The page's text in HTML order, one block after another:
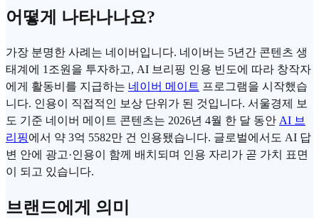
어떻게 나타나나요?
가장 분명한 사례는 네이버입니다. 네이버는 5년간 콘텐츠 생
태계에 1조원을 투자하고, AI 브리핑 인용 빈도에 따라 창작자
에게 활동비를 지급하는 네이버 메이트 프로그램을 시작했습
니다. 인용이 직접적인 보상 단위가 된 것입니다. 서울경제 보
도 기준 네이버 메이트 콘텐츠는 2026년 4월 한 달 동안 AI 브
리핑에서 약 3억 5582만 건 인용됐습니다. 글로벌에서도 AI 답
변 안에 광고·인용이 함께 배치되며 인용 자리가 곧 가치 표면
이 되고 있습니다.
브랜드에게 의미